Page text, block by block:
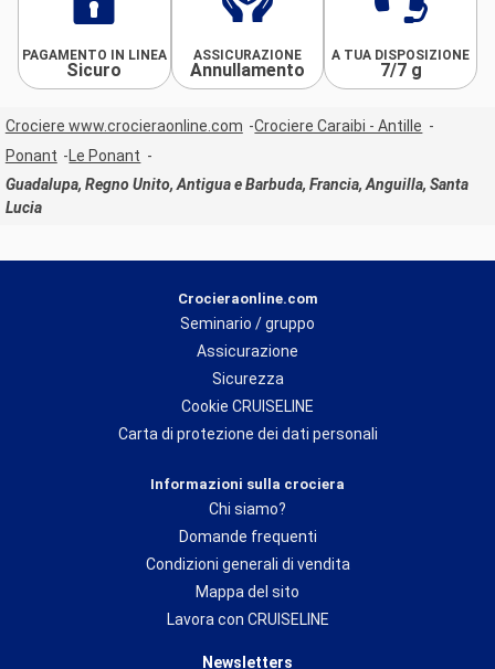
PAGAMENTO IN LINEA
Sicuro
ASSICURAZIONE
Annullamento
A TUA DISPOSIZIONE
7/7 g
Crociere www.crocieraonline.com
Crociere Caraibi - Antille
Ponant
Le Ponant
Guadalupa, Regno Unito, Antigua e Barbuda, Francia, Anguilla, Santa
Lucia
Crocieraonline.com
Seminario / gruppo
Assicurazione
Sicurezza
Cookie CRUISELINE
Carta di protezione dei dati personali
Informazioni sulla crociera
Chi siamo?
Domande frequenti
Condizioni generali di vendita
Mappa del sito
Lavora con CRUISELINE
Newsletters